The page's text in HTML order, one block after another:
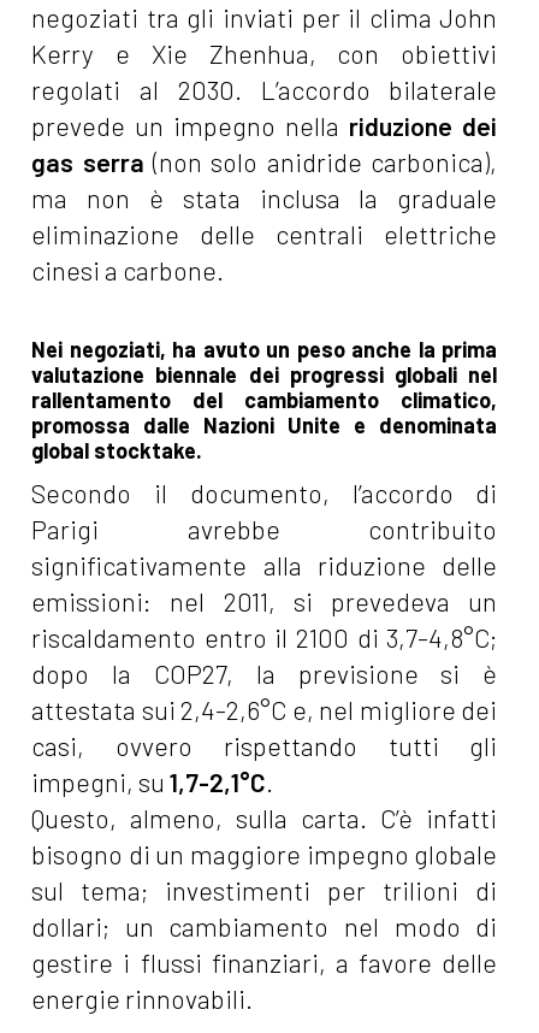
negoziati tra gli inviati per il clima John
Kerry e Xie Zhenhua, con obiettivi
regolati al 2030. L’accordo bilaterale
prevede un impegno nella riduzione dei
gas serra (non solo anidride carbonica),
ma non è stata inclusa la graduale
eliminazione delle centrali elettriche
cinesi a carbone.
Nei negoziati, ha avuto un peso anche la prima
valutazione biennale dei progressi globali nel
rallentamento del cambiamento climatico,
promossa dalle Nazioni Unite e denominata
global stocktake.
Secondo il documento, l’accordo di
Parigi avrebbe contribuito
significativamente alla riduzione delle
emissioni: nel 2011, si prevedeva un
riscaldamento entro il 2100 di 3,7-4,8°C;
dopo la COP27, la previsione si è
attestata sui 2,4-2,6°C e, nel migliore dei
casi, ovvero rispettando tutti gli
impegni, su1,7-2,1°C
Questo, almeno, sulla carta. C’è infatti
bisogno di un maggiore impegno globale
sul tema; investimenti per trilioni di
dollari; un cambiamento nel modo di
gestire i flussi finanziari, a favore delle
energie rinnovabili.